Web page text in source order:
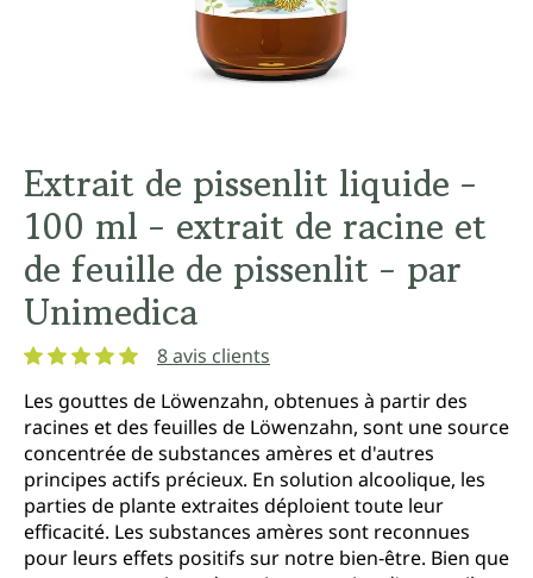
Extrait de pissenlit liquide -
100 ml - extrait de racine et
de feuille de pissenlit - par
Unimedica
8 avis clients
Les gouttes de Löwenzahn, obtenues à partir des
racines et des feuilles de Löwenzahn, sont une source
concentrée de substances amères et d'autres
principes actifs précieux. En solution alcoolique, les
parties de plante extraites déploient toute leur
efficacité. Les substances amères sont reconnues
pour leurs effets positifs sur notre bien‑être. Bien que